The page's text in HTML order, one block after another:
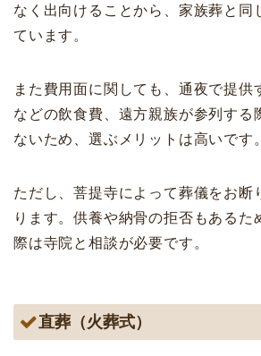
なく出向けることから、家族葬と同
ています。
また費用面に関しても、通夜で提供
などの飲食費、遠方親族が参列する
ないため、選ぶメリットは高いです。
ただし、菩提寺によって葬儀をお断
ります。供養や納骨の拒否もあるた
際は寺院と相談が必要です。
直葬（火葬式）